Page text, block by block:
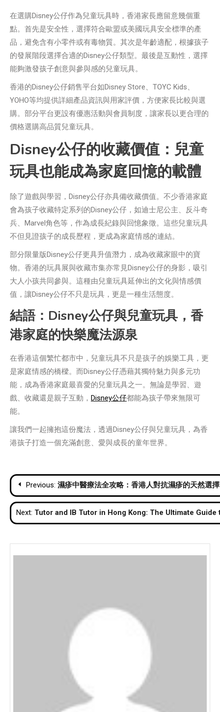
在選購Disney公仔作為兒童玩具時，香港家長應留意幾個重
點。首先是安全性，選擇符合歐盟或美國玩具安全標準的產
品，避免含有小零件或有毒物質。其次是年齡適配，根據孩子
的發展階段選擇合適的Disney公仔類型。最後是互動性，選擇
能夠激發孩子創意與參與感的兒童玩具。
香港的Disney公仔銷售平台如Disney Store、TOYC Kids、
YOHO等均提供詳細產品資訊與用家評價，方便家長比較與選
購。部分平台更設有優惠活動與會員制度，讓家長以更合理的
價格選購高品質兒童玩具。
Disney公仔的收藏價值：兒童
玩具也能成為家庭回憶的載體
除了遊戲與學習，Disney公仔亦具備收藏價值。不少香港家庭
會為孩子收藏特定系列的Disney公仔，如迪士尼公主、反斗奇
兵、Marvel角色等，作為成長紀錄與回憶象徵。這些兒童玩具
不但見證孩子的成長歷程，更成為家庭情感的連結。
部分限量版Disney公仔更具升值潛力，成為收藏家眼中的寶
物。香港的玩具展與收藏市集亦常見Disney公仔的身影，吸引
大人小孩共同參與。這種由兒童玩具延伸出的文化與情感價
值，讓Disney公仔不只是玩具，更是一種生活態度。
結語：Disney公仔與兒童玩具，香
港家庭的快樂魔法源泉
在香港這個繁忙都市中，兒童玩具不只是孩子的娛樂工具，更
是家庭情感的橋樑。而Disney公仔憑藉其獨特魅力與多元功
能，成為香港家庭最喜愛的兒童玩具之一。無論是學習、遊
戲、收藏還是親子互動， Disney公仔都能為孩子帶來無限可
能。
讓我們一起擁抱這份魔法，透過Disney公仔與兒童玩具，為香
港孩子打造一個充滿創意、愛與成長的童年世界。
Post
navigation
Previous: 濕疹中醫療法全攻略：香港人對抗濕疹的天然選擇
Next: Tutor and IB Tutor in Hong Kong: The Ultimate